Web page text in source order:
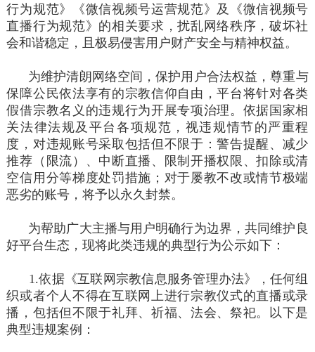
行为规范》《微信视频号运营规范》及《微信视频号
直播行为规范》的相关要求，扰乱网络秩序，破坏社
会和谐稳定，且极易侵害用户财产安全与精神权益。
为维护清朗网络空间，保护用户合法权益，尊重与
保障公民依法享有的宗教信仰自由，平台将针对各类
假借宗教名义的违规行为开展专项治理。依据国家相
关法律法规及平台各项规范，视违规情节的严重程
度，对违规账号采取包括但不限于：警告提醒、减少
推荐（限流）、中断直播、限制开播权限、扣除或清
空信用分等梯度处罚措施；对于屡教不改或情节极端
恶劣的账号，将予以永久封禁。
为帮助广大主播与用户明确行为边界，共同维护良
好平台生态，现将此类违规的典型行为公示如下：
1.依据《互联网宗教信息服务管理办法》，任何组
织或者个人不得在互联网上进行宗教仪式的直播或录
播，包括但不限于礼拜、祈福、法会、祭祀。以下是
典型违规案例：